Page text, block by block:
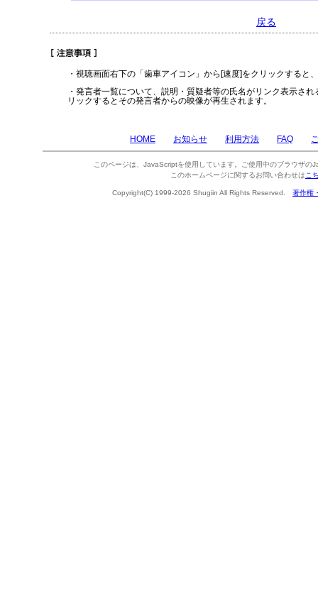
戻る
・視聴画面右下の「歯車アイコン」から[速度]をクリックすると
・発言者一覧について、説明・質疑者等の氏名がリンク表示さ
リックするとその発言者からの映像が再生されます。
HOME お知らせ 利用方法 FAQ
このページは、JavaScriptを使用しています。ご使用中のブラウザの
このホームページに関するお問い合わせは こ
Copyright(C) 1999-2026 Shugiin All Rights Reserved. 著作権